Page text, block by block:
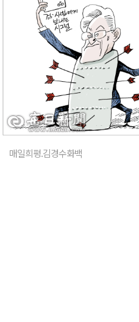
매일희평.김경수화백